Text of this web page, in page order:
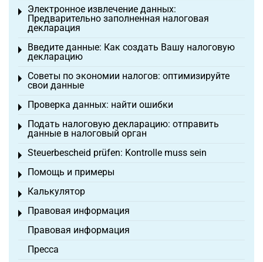
Электронное извлечение данных:
Предварительно заполненная налоговая
декларация
Toggle menu
Введите данные: Как создать Вашу налоговую
декларацию
Toggle menu
Советы по экономии налогов: оптимизируйте
свои данные
Toggle menu
Проверка данных: найти ошибки
Toggle menu
Подать налоговую декларацию: отправить
данные в налоговый орган
Toggle menu
Steuerbescheid prüfen: Kontrolle muss sein
Toggle menu
Помощь и примеры
Toggle menu
Калькулятор
Toggle menu
Правовая информация
Toggle menu
Правовая информация
Пресса